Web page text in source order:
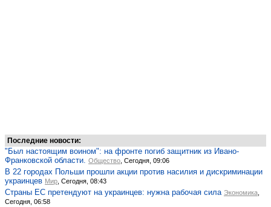
Последние новости:
"Был настоящим воином": на фронте погиб защитник из Ивано-
Франковской области.
Общество , Сегодня, 09:06
В 22 городах Польши прошли акции против насилия и дискриминации
украинцев Мир , Сегодня, 08:43
Страны ЕС претендуют на украинцев: нужна рабочая сила Экономика
Сегодня, 06:58